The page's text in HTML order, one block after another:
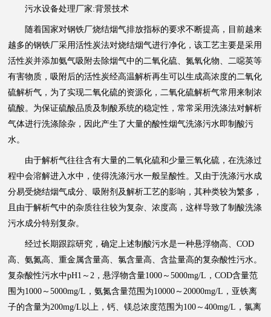
污水设备处理厂家:背景技术
随着国家对钢铁厂烧结烟气排放指标的要求不断提高，目前越来
越多的钢铁厂采用活性炭法对烧结烟气进行净化，该工艺主要是采用
活性炭并添加氨气吸附去除烟气中的二氧化硫、氮氧化物、二噁英等
有害物质，吸附后的活性炭经高温解析再生可以生成高浓度的二氧化
硫解析气，为了实现二氧化硫的资源化，二氧化硫解析气常用来制浓
硫酸。为保证硫酸品质及制酸系统的稳定性，常常采用洗涤法对解析
气体进行洗涤除杂，因此产生了大量的酸性烟气洗涤污水即制酸污
水。
由于解析气往往含有大量的二氧化硫和少量三氧化硫，在洗涤过
程中会溶解进入水中，使得洗涤污水一般呈酸性。又由于洗涤污水成
分易受烧结烟气成分、吸附剂及解析工艺的影响，其种类较为繁多，
且由于解析气中的杂质往往较为复杂、浓度高，这样导致了制酸洗涤
污水成分特别复杂。
经过长期跟踪研究，确定上述制酸污水是一种悬浮物高、COD
高、氨氮高、重金属含量高、氯含量高、含盐量高的复杂酸性污水。
复杂酸性污水中pH1～2，悬浮物含量1000～5000mg/L，COD含量范
围为1000～5000mg/L，氨氮含量范围为10000～20000mg/L，亚铁离
子的含量为200mg/L以上，钙、镁总浓度范围为100～400mg/L，氯离